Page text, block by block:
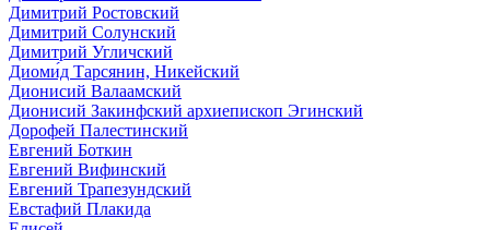
Димитрий Ростовский
Димитрий Солунский
Димитрий Угличский
Диоми́д Тарсянин, Никейский
Дионисий Валаамский
Дионисий Закинфский архиепископ Эгинский
Дорофей Палестинский
Евгений Боткин
Евгений Вифинский
Евгений Трапезундский
Евстафий Плакида